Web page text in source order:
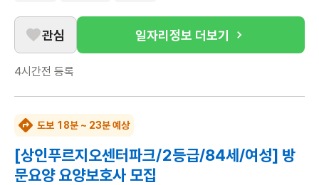
관심 일자리정보 더보기
4시간전 등록
도보 18분 ~ 23분 예상
[상인푸르지오센터파크/2등급/84세/여성] 방
문요양 요양보호사 모집